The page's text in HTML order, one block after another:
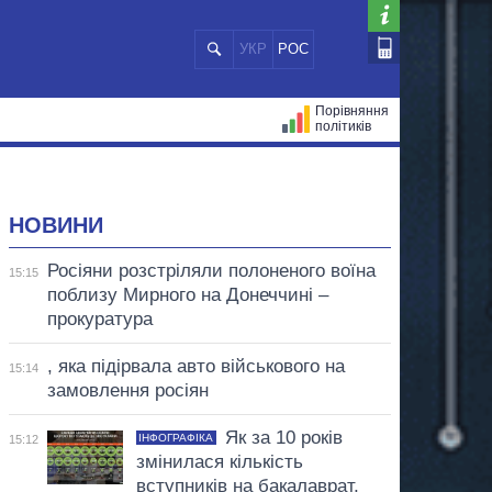
УКР РОС
Порівняння
політиків
НОВИНИ
15:15
Росіяни розстріляли полоненого воїна
поблизу Мирного на Донеччині –
прокуратура
15:14
, яка підірвала авто військового на
замовлення росіян
15:12 ІНФОГРАФІКА
Як за 10 років
змінилася кількість
вступників на бакалаврат,